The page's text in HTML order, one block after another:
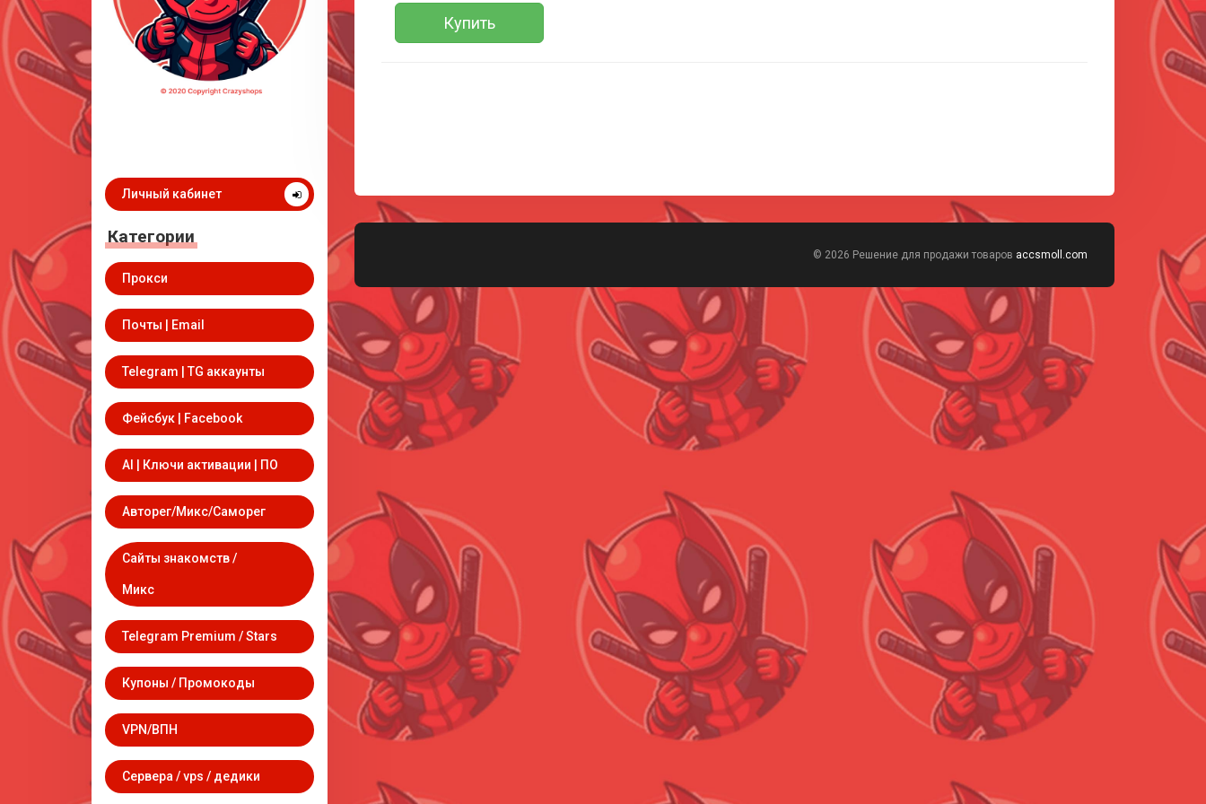
Личный кабинет
Категории
Прокси
Почты | Email
Telegram | TG аккаунты
Фейсбук | Facebook
AI | Ключи активации | ПО
Авторег/Микс/Саморег
Сайты знакомств /
Микс
Telegram Premium / Stars
Купоны / Промокоды
VPN/ВПН
Сервера / vps / дедики
Купить
© 2026 Решение для продажи товаров accsmoll.com